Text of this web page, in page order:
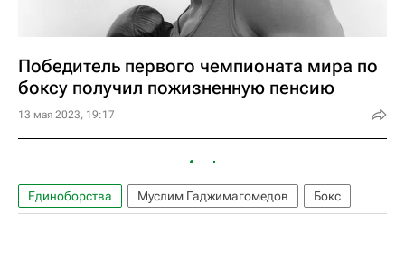
Победитель первого чемпионата мира по
боксу получил пожизненную пенсию
13 мая 2023, 19:17
Единоборства Муслим Гаджимагомедов Бокс